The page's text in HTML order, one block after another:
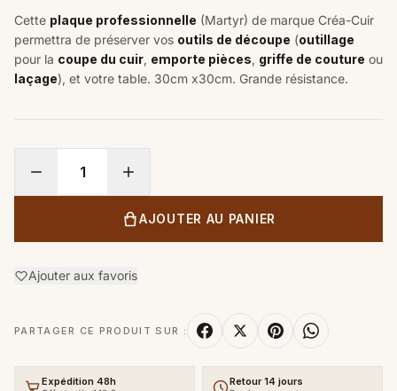
Cette plaque professionnelle (Martyr) de marque Créa-Cuir
permettra de préserver vos outils de découpe (outillage
pour la coupe du cuir, emporte pièces, griffe de couture ou
laçage), et votre table. 30cm x30cm. Grande résistance.
AJOUTER AU PANIER
Ajouter aux favoris
PARTAGER CE PRODUIT SUR :
Expédition 48h Retour 14 jours